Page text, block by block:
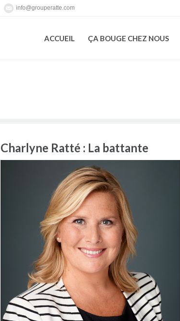
info@grouperatte.com
ACCUEIL ÇA BOUGE CHEZ NOUS
Charlyne Ratté : La battante